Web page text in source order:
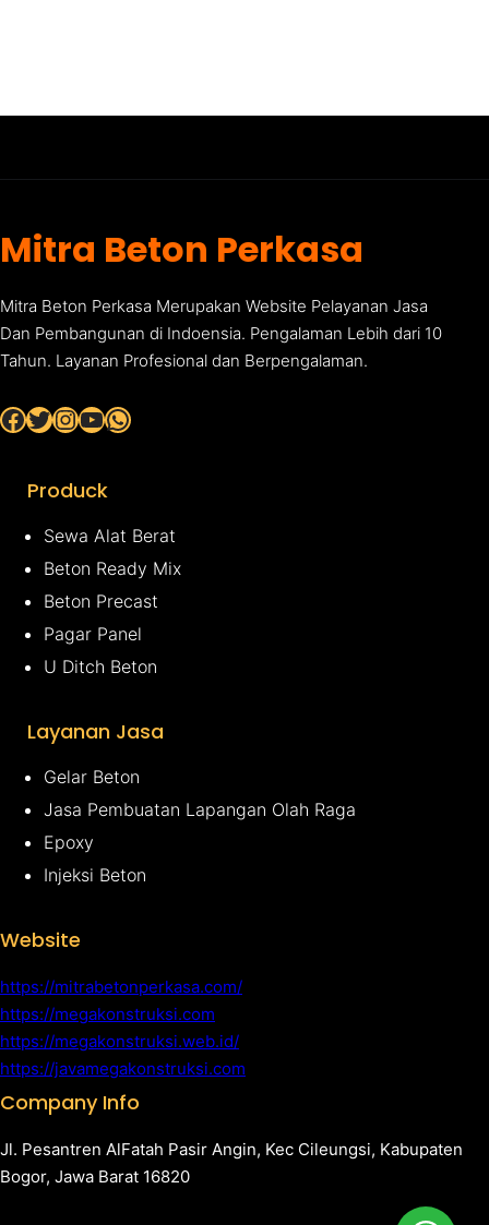
Mitra Beton Perkasa
Mitra Beton Perkasa Merupakan Website Pelayanan Jasa
Dan Pembangunan di Indoensia. Pengalaman Lebih dari 10
Tahun. Layanan Profesional dan Berpengalaman.
Facebook Twitter InstagramYouTube WhatsApp
Produck
Sewa Alat Berat
Beton Ready Mix
Beton Precast
Pagar Panel
U Ditch Beton
Layanan Jasa
Gelar Beton
Jasa Pembuatan Lapangan Olah Raga
Epoxy
Injeksi Beton
Website
https://mitrabetonperkasa.com/
https://megakonstruksi.com
https://megakonstruksi.web.id/
https://javamegakonstruksi.com
Company Info
Jl. Pesantren AlFatah Pasir Angin, Kec Cileungsi, Kabupaten
Bogor, Jawa Barat 16820